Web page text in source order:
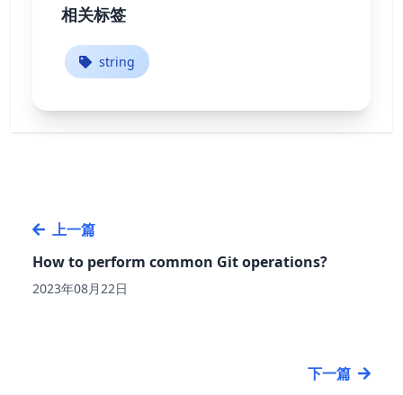
相关标签
string
上一篇
How to perform common Git operations?
2023年08月22日
下一篇